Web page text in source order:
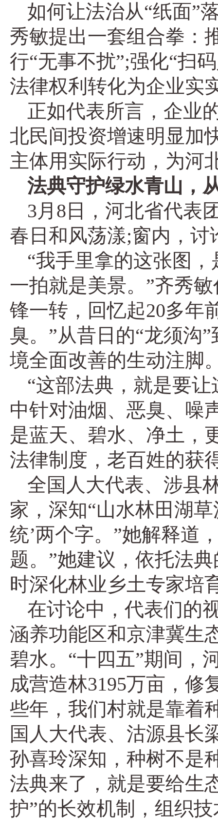
如何让法治从“纸面”
秀敏提出一套组合拳：
行“无事不扰”;强化“扫
法律权利转化为企业实
正如代表所言，企业
北民间投资增速明显加
主体用实际行动，为河
法典守护绿水青山，
3月8日，河北省代表
春日和风荡漾;窗内，讨
“我手里拿的这张图
一拍就是美景。”齐秀
锋一转，回忆起20多年
臭。”从昔日的“龙须沟
境全面改善的生动注脚
“这部法典，就是要让
中针对油烟、恶臭、噪
是蓝天、碧水、净土，
法律制度，老百姓的获
全国人大代表、涉县
家，深知“山水林田湖
统’两个字。”她解释道
题。”她建议，依托法
时深化林业乡土专家培
在讨论中，代表们的
涵养功能区和京津冀生
碧水。“十四五”期间，
成营造林3195万亩，修
些年，我们村就是靠着
国人大代表、沽源县长
孙喜玲深知，种树不是
法典来了，就是要给生
护”的长效机制，组织